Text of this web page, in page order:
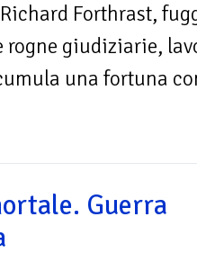
Forthrast,
rogne giudiziarie,
una fortuna
Guerra